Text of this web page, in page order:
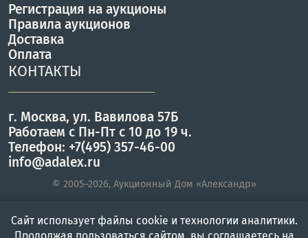
Регистрация на аукционы
Правила аукционов
Доставка
Оплата
КОНТАКТЫ
г. Москва, ул. Вавилова 57Б
Работаем с Пн-Пт с 10 до 19 ч.
Телефон: +7(495) 357-46-00
info@adalex.ru
© 2005–2026, Аукционный Дом «Александр»
Сайт использует файлы cookie и технологии аналитики.
Войти